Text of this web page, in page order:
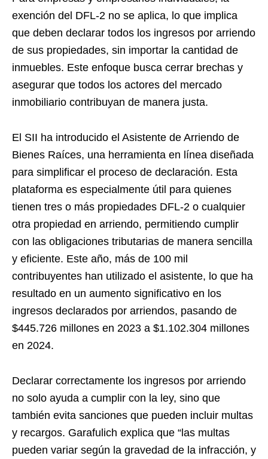
exención del DFL-2 no se aplica, lo que implica
que deben declarar todos los ingresos por arriendo
de sus propiedades, sin importar la cantidad de
inmuebles. Este enfoque busca cerrar brechas y
asegurar que todos los actores del mercado
inmobiliario contribuyan de manera justa.
El SII ha introducido el Asistente de Arriendo de
Bienes Raíces, una herramienta en línea diseñada
para simplificar el proceso de declaración. Esta
plataforma es especialmente útil para quienes
tienen tres o más propiedades DFL-2 o cualquier
otra propiedad en arriendo, permitiendo cumplir
con las obligaciones tributarias de manera sencilla
y eficiente. Este año, más de 100 mil
contribuyentes han utilizado el asistente, lo que ha
resultado en un aumento significativo en los
ingresos declarados por arriendos, pasando de
$445.726 millones en 2023 a $1.102.304 millones
en 2024.
Declarar correctamente los ingresos por arriendo
no solo ayuda a cumplir con la ley, sino que
también evita sanciones que pueden incluir multas
y recargos. Garafulich explica que “las multas
pueden variar según la gravedad de la infracción, y